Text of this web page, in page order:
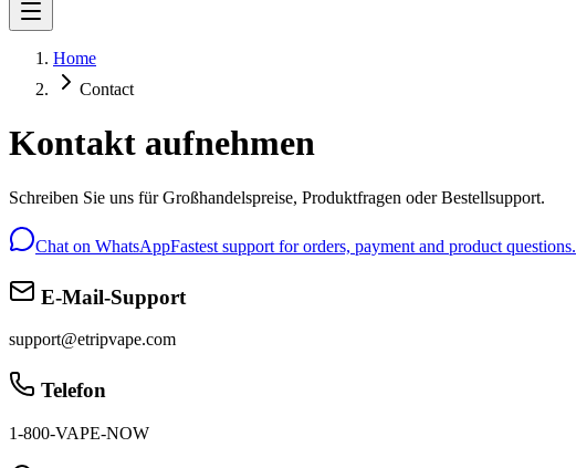
Home
Contact
Kontakt aufnehmen
Schreiben Sie uns für Großhandelspreise, Produktfragen oder Bestellsupport.
Chat on WhatsAppFastest support for orders, payment and product questions.
E-Mail-Support
support@etripvape.com
Telefon
1-800-VAPE-NOW